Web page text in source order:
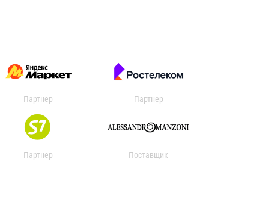
Партнер Партнер
Партнер Поставщик